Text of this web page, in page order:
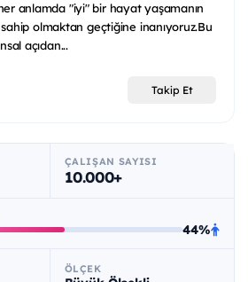
anlamda "iyi" bir hayat yaşamanın
olmaktan geçtiğine inanıyoruz.Bu
açıdan...
Takip Et
ÇALIŞAN SAYISI
10.000+
44%
ÖLÇEK